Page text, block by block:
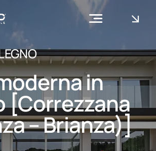
Toggle
in
[Correzzana
– Brianza)]